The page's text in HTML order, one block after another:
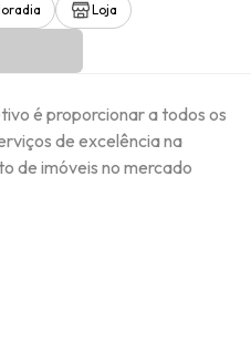
Loja
é proporcionar a todos os
de excelência na
de imóveis no mercado